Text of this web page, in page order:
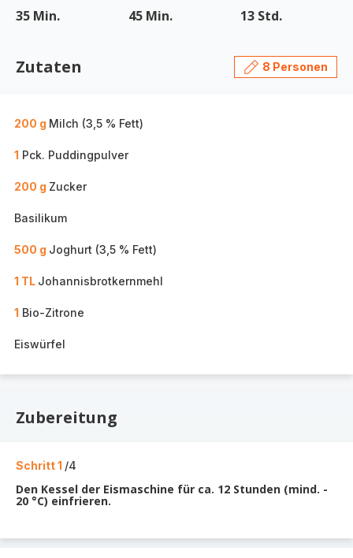
35 Min. 45 Min. 13 Std.
Zutaten 8 Personen
200 g Milch (3,5 % Fett)
1 Pck. Puddingpulver
200 g Zucker
Basilikum
500 g Joghurt (3,5 % Fett)
1 TL Johannisbrotkernmehl
1 Bio-Zitrone
Eiswürfel
Zubereitung
Schritt 1 /4
Den Kessel der Eismaschine für ca. 12 Stunden (mind. -
20 °C) einfrieren.